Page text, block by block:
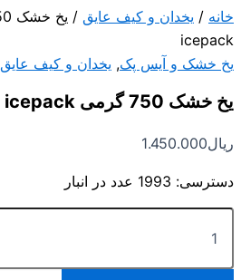
خانه / یخدان و کیف عایق
icepack
یخ خشک و آیس پک, یخدان و کیف عایق
یخ خشک 750 گرمی mr icepack
ریال1.450.000
دسترسی: 1993 عدد در انبار
یخ
خشک
گرمی